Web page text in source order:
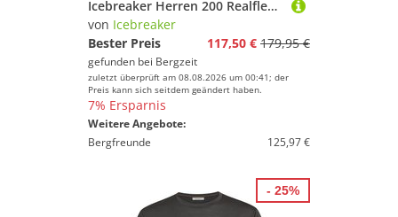
Icebreaker Herren 200 Realfleece Descender Hoodie Jacke
von Icebreaker
Bester Preis
117,50 € 179,95 €
gefunden bei Bergzeit
zuletzt überprüft am 08.08.2026 um 00:41; der
Preis kann sich seitdem geändert haben.
7% Ersparnis
Weitere Angebote:
Bergfreunde
125,97 €
- 25%